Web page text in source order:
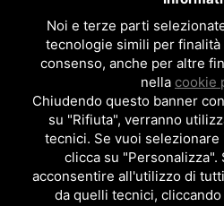
Supporto Tecnico Clienti:
Fax: 041
Indirizzo: S.V.A.R. - Via
ITALY
P.I : 01971310279
Per essere
Noi e terze parti
tecnologie simili per
consenso, anche per altre
nella cookie
Chiudendo questo banner
su "Rifiuta", verranno
tecnici. Se vuoi
clicca su
acconsentire all'utilizzo di
da quelli tecnici,